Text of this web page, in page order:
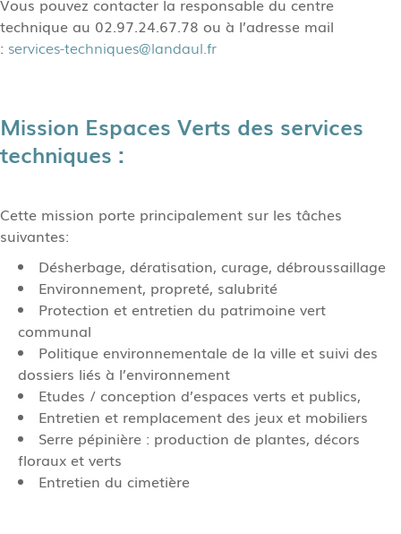
Vous pouvez contacter la responsable du centre
technique au 02.97.24.67.78 ou à l’adresse mail
: services-techniques@landaul.fr
Mission Espaces Verts des services
techniques :
Cette mission porte principalement sur les tâches
suivantes:
Désherbage, dératisation, curage, débroussaillage
Environnement, propreté, salubrité
Protection et entretien du patrimoine vert
communal
Politique environnementale de la ville et suivi des
dossiers liés à l’environnement
Etudes / conception d’espaces verts et publics,
Entretien et remplacement des jeux et mobiliers
Serre pépinière : production de plantes, décors
floraux et verts
Entretien du cimetière